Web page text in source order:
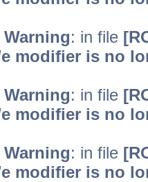
: in file
modifier is no
: in file
modifier is no
: in file
modifier is no